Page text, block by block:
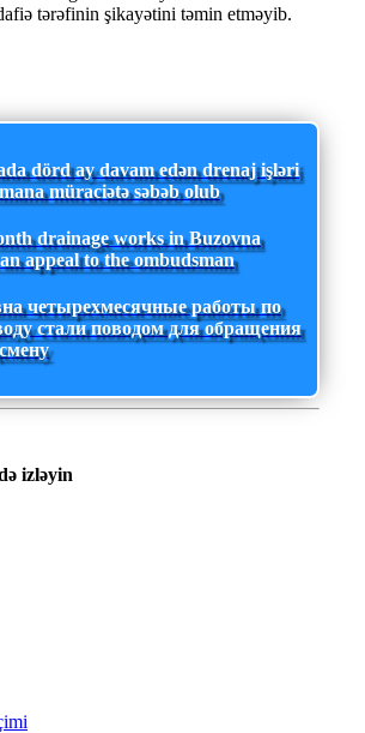
tərəfinin şikayətini təmin etməyib.
dörd ay davam edən drenaj işləri
müraciətə səbəb olub
drainage works in Buzovna
appeal to the ombudsman
четырехмесячные работы по
стали поводом для обращения
izləyin